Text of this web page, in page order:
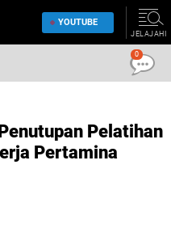
YOUTUBE
JELAJAHI
Pelatihan
Pertamina
0